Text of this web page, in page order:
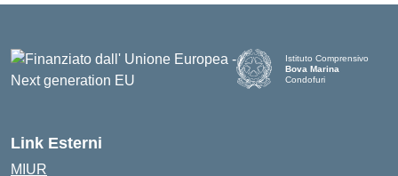
Istituto Comprensivo
Bova Marina
Condofuri
Link Esterni
MIUR